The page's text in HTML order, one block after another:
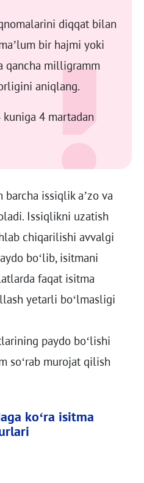
diqqat bilan
bir hajmi yoki
qancha milligramm
aniqlang.
4 martadan
issiqlik a’zo va
Issiqlikni uzatish
chiqarilishi avvalgi
bo‘lib, isitmani
faqat isitma
yetarli bo‘lmasligi
paydo bo‘lishi
so‘rab murojat qilish
ko‘ra isitma
(mg)